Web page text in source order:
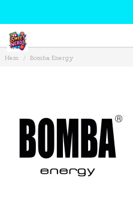
Hem Bomba Energy